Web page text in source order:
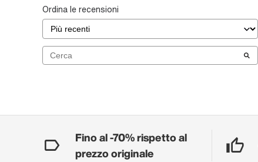
Ordina le recensioni
Fino al -70% rispetto al
prezzo originale